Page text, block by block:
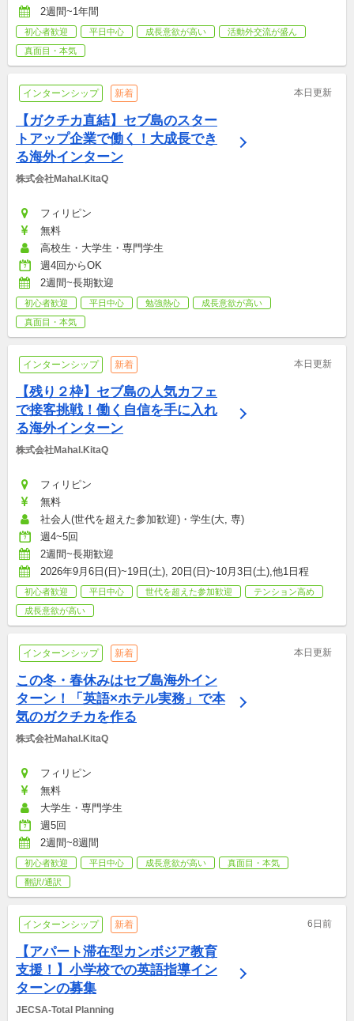
2週間~1年間
初心者歓迎 平日中心 成長意欲が高い
活動外交流が盛ん
真面目・本気
インターンシップ 新着 本日更新
【ガクチカ直結】セブ島のスター
トアップ企業で働く！大成長でき
る海外インターン
株式会社Mahal.KitaQ
フィリピン
無料
高校生・大学生・専門学生
週4回からOK
2週間~長期歓迎
初心者歓迎 平日中心 勉強熱心
成長意欲が高い
真面目・本気
インターンシップ 新着 本日更新
【残り２枠】セブ島の人気カフェ
で接客挑戦！働く自信を手に入れ
る海外インターン
株式会社Mahal.KitaQ
フィリピン
無料
社会人(世代を超えた参加歓迎)・学生(大, 専)
週4~5回
2週間~長期歓迎
2026年9月6日(日)~19日(土), 20日(日)~10月3日(土),他1日程
初心者歓迎 平日中心 世代を超えた参加歓迎
テンション高め
成長意欲が高い
インターンシップ 新着 本日更新
この冬・春休みはセブ島海外イン
ターン！「英語×ホテル実務」で本
気のガクチカを作る
株式会社Mahal.KitaQ
フィリピン
無料
大学生・専門学生
週5回
2週間~8週間
初心者歓迎 平日中心 成長意欲が高い
真面目・本気
翻訳/通訳
インターンシップ 新着 6日前
【アパート滞在型カンボジア教育
支援！】小学校での英語指導イン
ターンの募集
JECSA-Total Planning